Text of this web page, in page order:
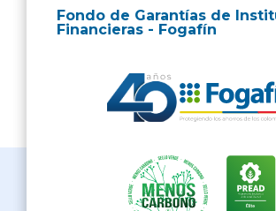
Fondo de Garantías de
Financieras - Fogafín